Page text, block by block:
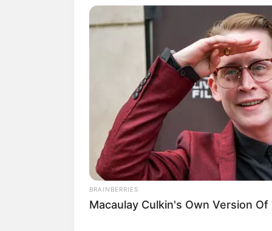
“Saber que
las redes es una
pero no son mi vida entera”,
La creadora de contenido
que tiene, ni la relación que
unknown node
BRAINBERRIES
Macaulay Culkin's Own Version Of